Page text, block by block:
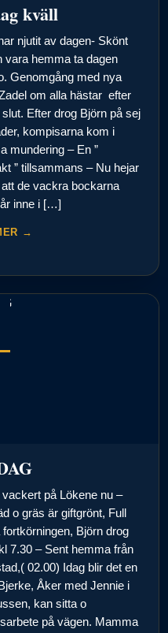
kväll
njutit av dagen- Skönt
vara hemma ta dagen
Genomgång med nya
om alla hästar efter
slut. Efter drog Björn på sej
kompisarna kom i
mundering – En ”
” tillsammans – Nu hejar
att de vackra bockarna
inne i […]
→
vackert på Lökene nu –
o gräs är giftgrönt, Full
fortkörningen, Björn drog
7.30 – Sent hemma från
02.00) Idag blir det en
Åker med Jennie i
kan sitta o
på vägen. Mamma